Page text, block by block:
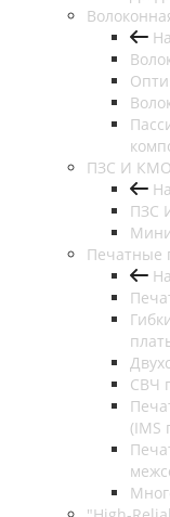
ПЗС И
ПЗС
Печатные
СВЧ
(IMS